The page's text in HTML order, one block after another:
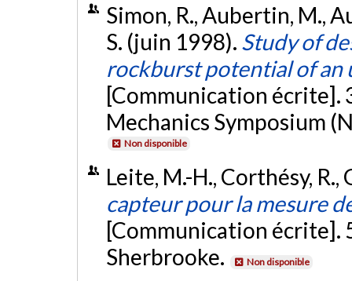
Simon, R., Aubertin, M.,
S. (juin 1998). Study of
rockburst potential of an
[Communication écrite].
Mechanics Symposium
Non disponible
Leite, M.-H., Corthésy, R.,
capteur pour la mesure
[Communication écrite].
Sherbrooke.
Non disponible